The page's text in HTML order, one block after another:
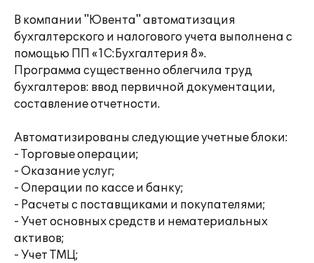
В компании "Ювента" автоматизация
бухгалтерского и налогового учета выполнена с
помощью ПП «1С:Бухгалтерия 8».
Программа существенно облегчила труд
бухгалтеров: ввод первичной документации,
составление отчетности.
Автоматизированы следующие учетные блоки:
- Торговые операции;
- Оказание услуг;
- Операции по кассе и банку;
- Расчеты с поставщиками и покупателями;
- Учет основных средств и нематериальных
активов;
- Учет ТМЦ;